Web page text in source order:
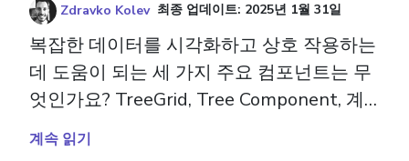
Zdravko Kolev 최종 업데이트: 2025년 1월 31일
복잡한 데이터를 시각화하고 상호 작용하는
데 도움이 되는 세 가지 주요 컴포넌트는 무
엇인가요? TreeGrid, Tree Component, 계
층형 그리드에 대해 자세히 알아보십시오.
계속 읽기